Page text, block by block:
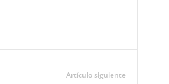
Artículo siguiente